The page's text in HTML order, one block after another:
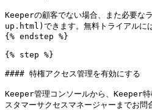
Keeperの顧客でない場合、また必
up.html)できます。無料トライアルに
{% endstep %}
{% step %}
#### 特権アクセス管理を有効にする
Keeper管理コンソールから、Keeper
スタマーサクセスマネージャーまでお問